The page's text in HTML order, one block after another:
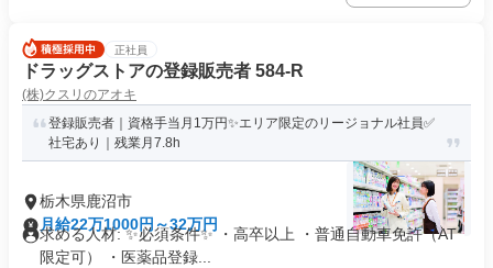
正社員
ドラッグストアの登録販売者 584-R
(株)クスリのアオキ
登録販売者｜資格手当月1万円✨エリア限定のリージョナル社員✅
社宅あり｜残業月7.8h
栃木県鹿沼市
月給22万1000円～32万円
求める人材: ✨必須条件✨ ・高卒以上 ・普通自動車免許（AT
限定可） ・医薬品登録...